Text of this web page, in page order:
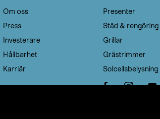
Om oss
Press
Investerare
Hållbarhet
Karriär
Presenter
Städ & rengöring
Grillar
Grästrimmer
Solcellsbelysning